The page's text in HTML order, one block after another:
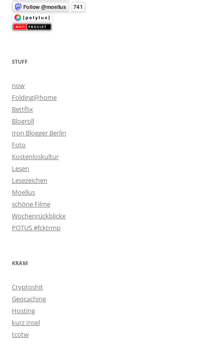
STUFF
now
Folding@home
Bettflix
Blogroll
Iron Blogger Berlin
Foto
Kostenloskultur
Lesen
Lesezeichen
Moellus
schöne Filme
Wochenrückblicke
POTUS #fcktrmp
KRAM
Cryptoshit
Geocaching
Hosting
kurz Insel
tcotw